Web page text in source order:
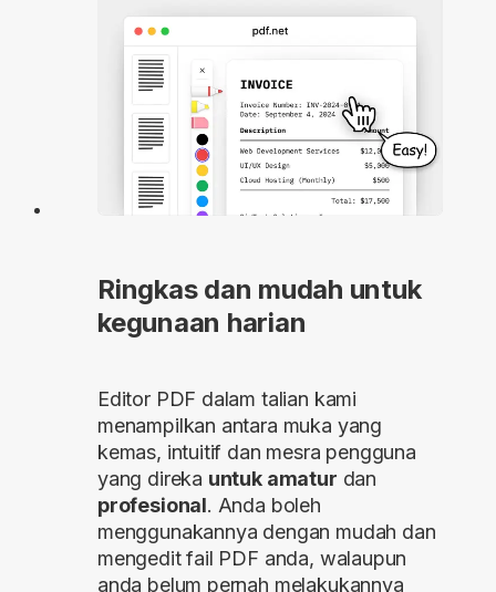
Ringkas dan mudah untuk
kegunaan harian
Editor PDF dalam talian kami
menampilkan antara muka yang
kemas, intuitif dan mesra pengguna
yang direka untuk amatur dan
profesional. Anda boleh
menggunakannya dengan mudah dan
mengedit fail PDF anda, walaupun
anda belum pernah melakukannya